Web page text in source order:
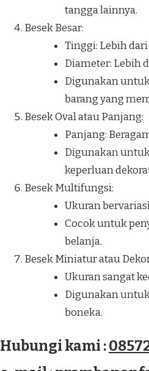
tangga lainnya.
Besek Besar:
Tinggi: Lebih
Diameter: Lebih
Digunakan
barang yang
Besek Oval atau Panjang:
Panjang:
Digunakan
keperluan
Besek Multifungsi:
Ukuran
Cocok untuk
belanja.
Besek Miniatur atau
Ukuran sangat
Digunakan untuk
boneka.
Hubungi kami :